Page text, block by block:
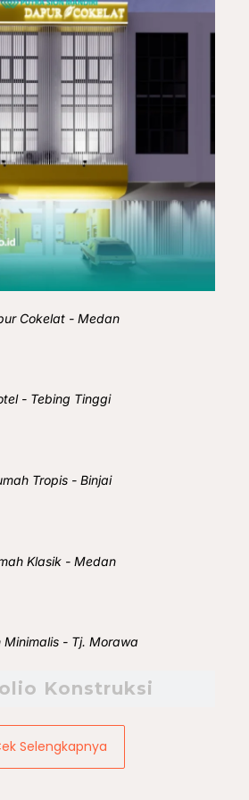
Konstruksi
Cokelat - Medan
- Tebing Tinggi
Tropis - Binjai
Klasik - Medan
Minimalis - Tj. Morawa
Selengkapnya